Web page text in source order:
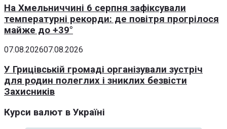
На Хмельниччині 6 серпня зафіксували
температурні рекорди: де повітря прогрілося
майже до +39°
07.08.202607.08.2026
У Грицівській громаді організували зустріч
для родин полеглих і зниклих безвісти
Захисників
Курси валют в Україні